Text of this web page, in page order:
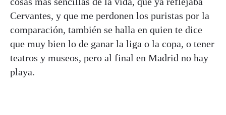
Cervantes, y que me perdonen los puristas por la
comparación, también se halla en quien te dice
que muy bien lo de ganar la liga o la copa, o tener
teatros y museos, pero al final en Madrid no hay
playa.